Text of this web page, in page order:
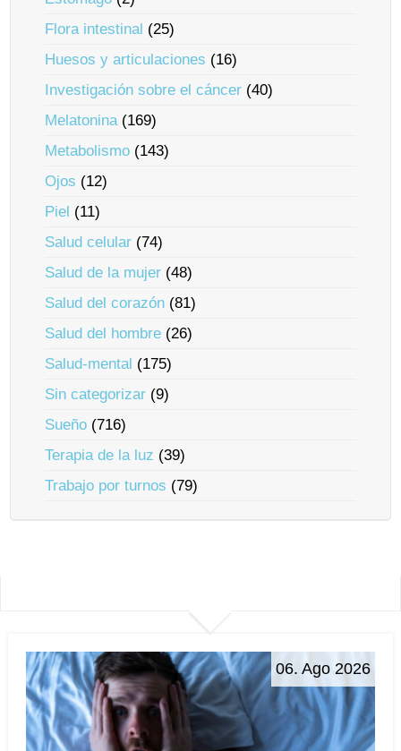
Flora intestinal (25)
Huesos y articulaciones (16)
Investigación sobre el cáncer (40)
Melatonina(169)
Metabolismo (143)
Ojos (12)
Piel (11)
Salud celular (74)
Salud de la mujer (48)
Salud del corazón (81)
Salud del hombre (26)
Salud-mental (175)
Sin categorizar (9)
Sueño (716)
Terapia de la luz (39)
Trabajo por turnos (79)
06. Ago 2026